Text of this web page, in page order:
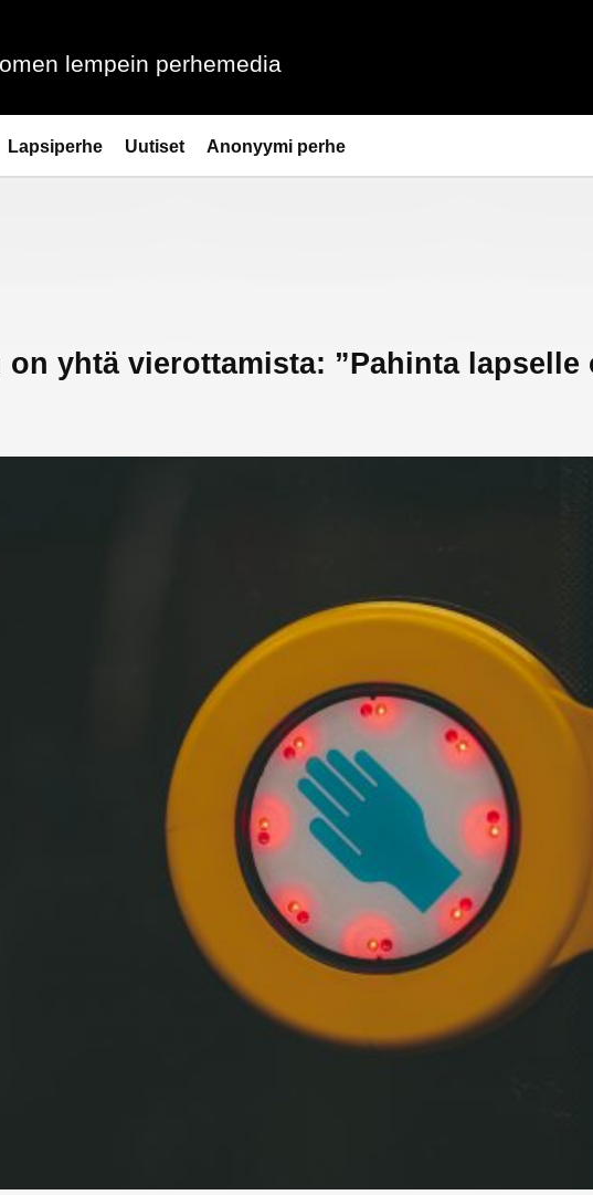
lempein perhemedia
Lapsiperhe Uutiset Anonyymi perhe
yhtä vierottamista: ”Pahinta lapselle